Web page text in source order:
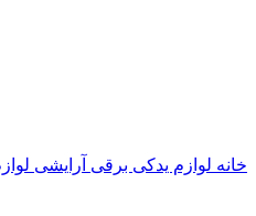
خانه لوازم یدکی برقی آرایشی